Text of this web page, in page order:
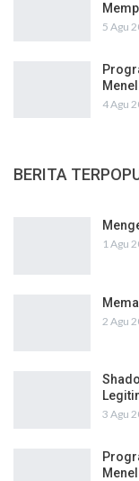
5 Agu
4 Agu
BERITA
1 Agu
2 Agu
3 Agu